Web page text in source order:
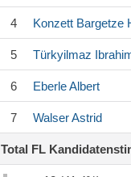
4 Konzett Bargetze
5 Türkyilmaz
6 EberleAlbert
7 WalserAstrid
Total FL